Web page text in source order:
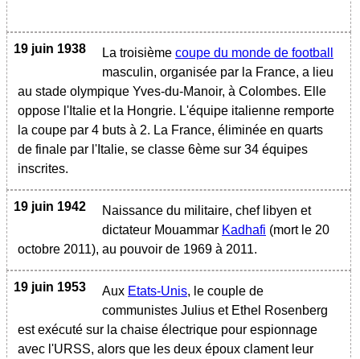
19 juin 1938 La troisième coupe du monde de football
masculin, organisée par la France, a lieu
au stade olympique Yves-du-Manoir, à Colombes. Elle
oppose l'Italie et la Hongrie. L'équipe italienne remporte
la coupe par 4 buts à 2. La France, éliminée en quarts
de finale par l'Italie, se classe 6ème sur 34 équipes
inscrites.
19 juin 1942
Naissance du militaire, chef libyen et
dictateur Mouammar Kadhafi (mort le 20
octobre 2011), au pouvoir de 1969 à 2011.
19 juin 1953 Aux Etats-Unis, le couple de
communistes Julius et Ethel Rosenberg
est exécuté sur la chaise électrique pour espionnage
avec l'URSS, alors que les deux époux clament leur